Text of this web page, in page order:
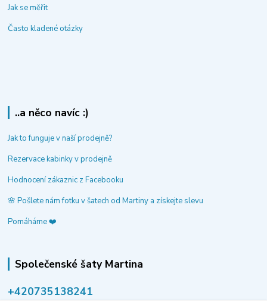
Jak se měřit
Často kladené otázky
..a něco navíc :)
Jak to funguje v naší prodejně?
Rezervace kabinky v prodejně
Hodnocení zákaznic z Facebooku
🌸 Pošlete nám fotku v šatech od Martiny a získejte slevu
Pomáháme ❤️
Společenské šaty Martina
‭+420735138241